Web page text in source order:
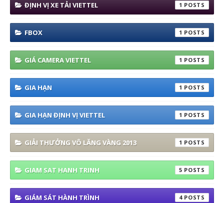
ĐỊNH VỊ XE TẢI VIETTEL 1
FBOX 1
GIÁ CAMERA VIETTEL 1
GIA HẠN 1
GIA HẠN ĐỊNH VỊ VIETTEL 1
GIẢI THƯỞNG VÔ LĂNG VÀNG 2013 1
GIAM SAT HANH TRINH 5
GIÁM SÁT HÀNH TRÌNH 4